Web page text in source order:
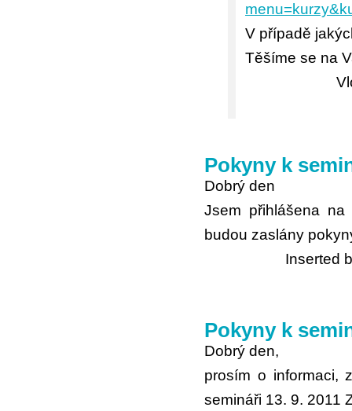
V případě
Těšíme se na
Pokyny k
Dobrý den
Jsem přihlášena
budou zaslány
Inserted
Pokyny k
Dobrý den,
prosím o informaci,
semináři 13. 9. 2011